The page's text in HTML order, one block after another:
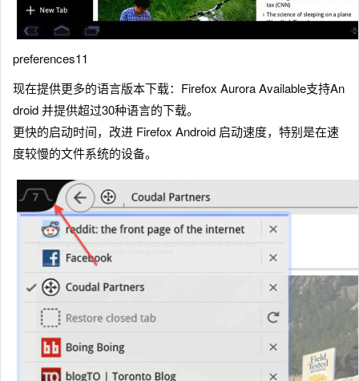
preferences11
现在提供更多的语言版本下载：Firefox Aurora Available支持An
droid 并提供超过30种语言的下载。
更快的启动时间，改进 Firefox Android 启动速度，特别是在速
度较慢的文件系统的设备。